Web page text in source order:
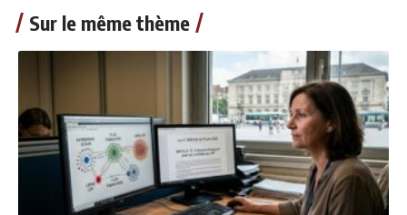
Sur le même thème